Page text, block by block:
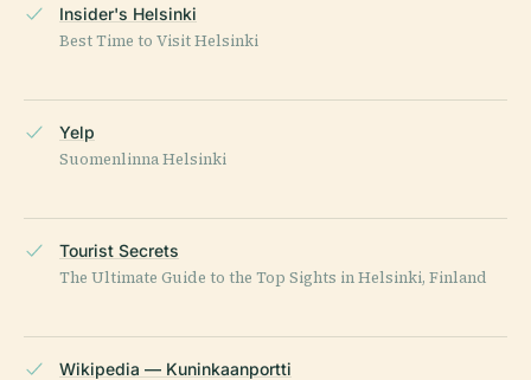
Insider's Helsinki
Best Time to Visit Helsinki
Yelp
Suomenlinna Helsinki
Tourist Secrets
The Ultimate Guide to the Top Sights in Helsinki, Finland
Wikipedia — Kuninkaanportti